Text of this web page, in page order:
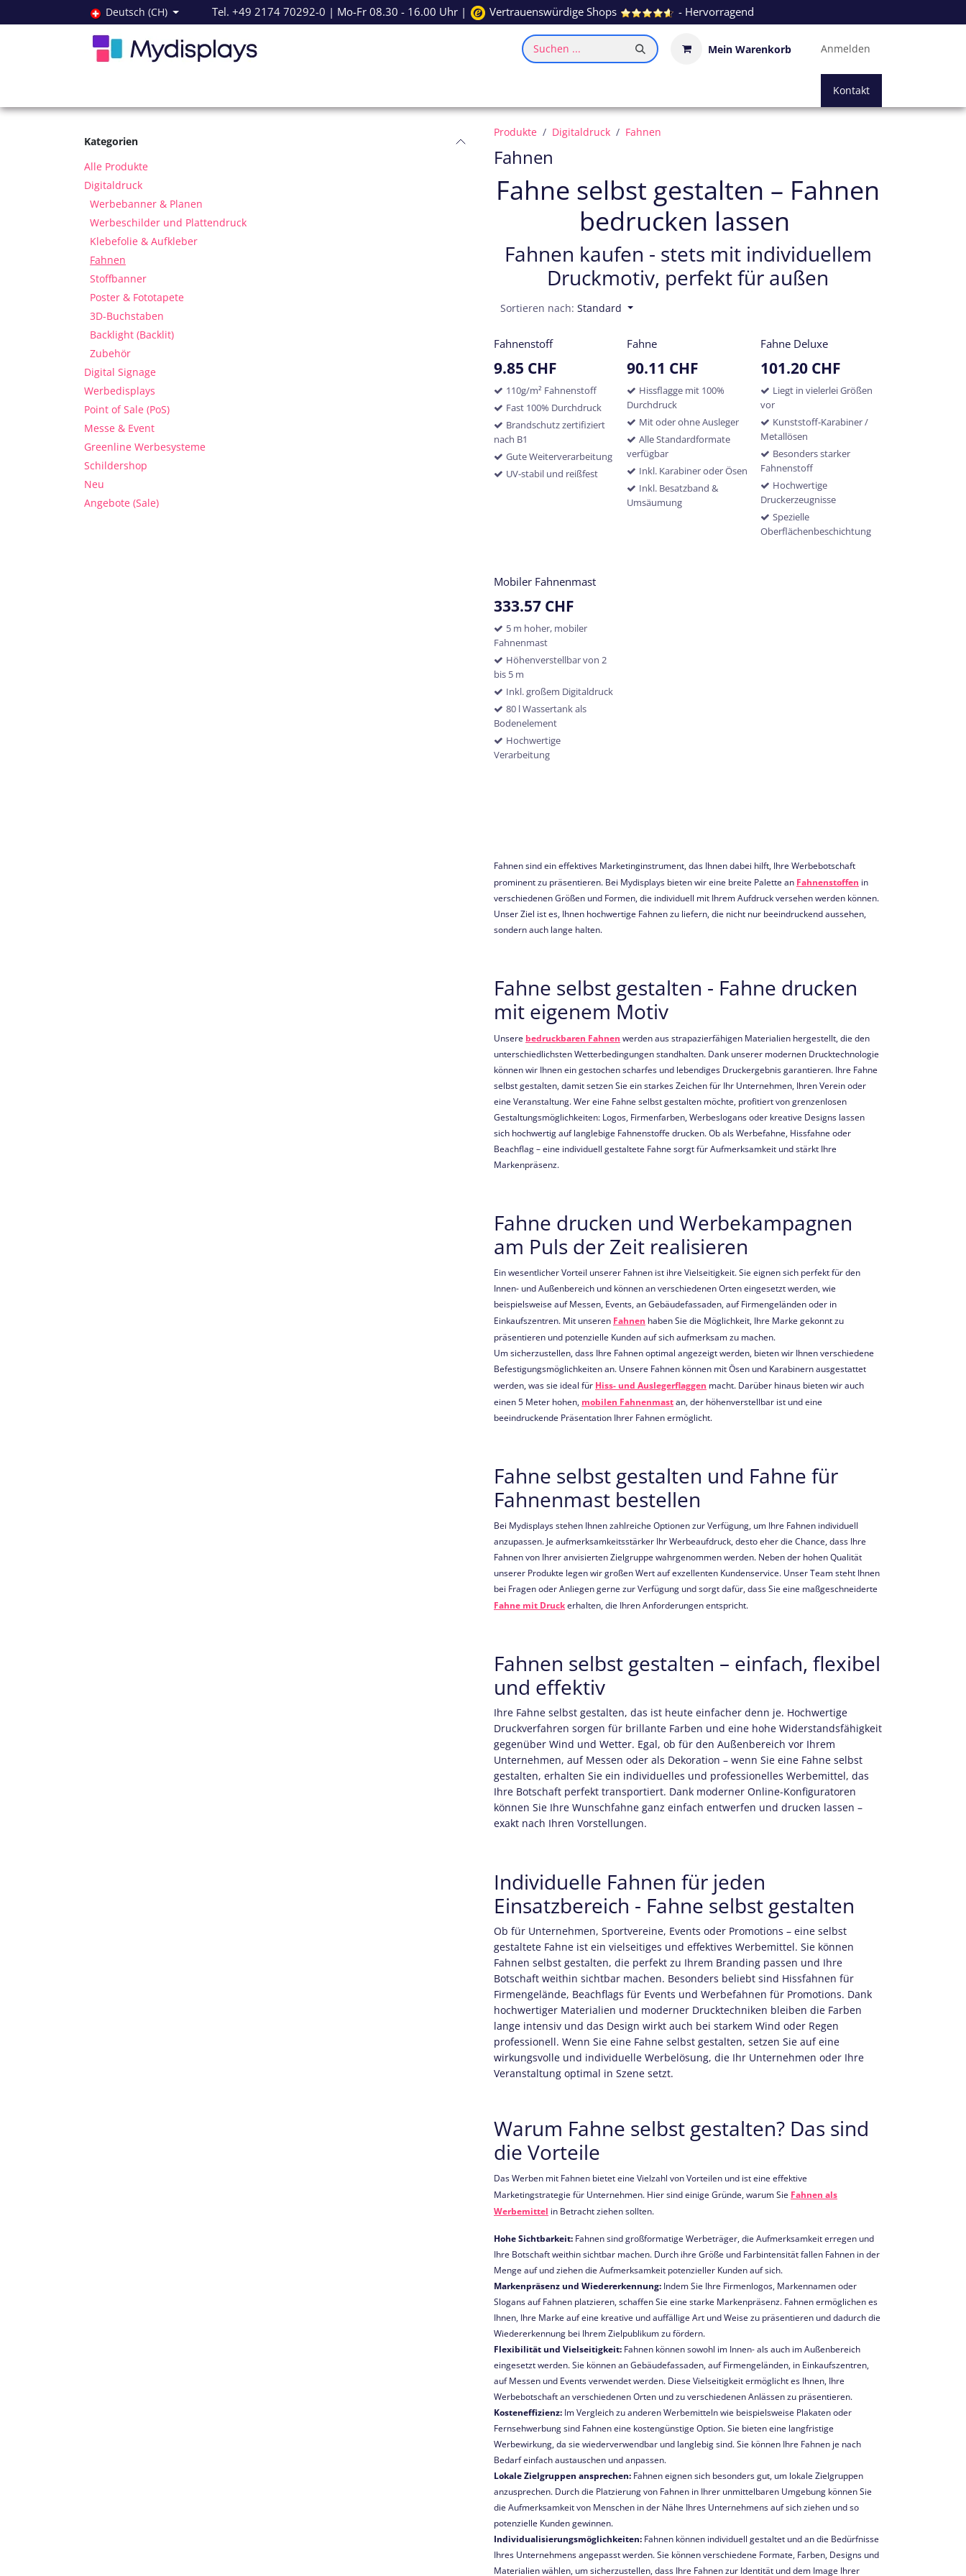
Zum Inhalt springen Deutsch (CH) Tel. +49 2174 70292-0 | Mo-Fr 08.30 - 16.00 Uhr | Vertrauenswürdige Shops - Hervorragend
Suchen ... Mein Warenkorb Anmelden
Kontakt
Kategorien
Alle Produkte
Digitaldruck
Werbebanner & Planen
Werbeschilder und Plattendruck
Klebefolie & Aufkleber
Fahnen
Stoffbanner
Poster & Fototapete
3D-Buchstaben
Backlight (Backlit)
Zubehör
Digital Signage
Werbedisplays
Point of Sale (PoS)
Messe & Event
Greenline Werbesysteme
Schildershop
Neu
Angebote (Sale)
Produkte Digitaldruck Fahnen
Fahnen
Fahne selbst gestalten – Fahnen
bedrucken lassen
Fahnen kaufen - stets mit individuellem
Druckmotiv, perfekt für außen
Sortieren nach: Standard
Fahnenstoff
9.85 CHF
110g/m² Fahnenstoff
Fast 100% Durchdruck
Brandschutz zertifiziert
nach B1
Gute Weiterverarbeitung
UV-stabil und reißfest
Fahne
90.11 CHF
Hissflagge mit 100%
Durchdruck
Mit oder ohne Ausleger
Alle Standardformate
verfügbar
Inkl. Karabiner oder Ösen
Inkl. Besatzband &
Umsäumung
Fahne Deluxe
101.20CHF
Liegt in vielerlei Größen
vor
Kunststoff-Karabiner /
Metallösen
Besonders starker
Fahnenstoff
Hochwertige
Druckerzeugnisse
Spezielle
Oberflächenbeschichtung
Mobiler Fahnenmast
333.57 CHF
5 m hoher, mobiler
Fahnenmast
Höhenverstellbar von 2
bis 5 m
Inkl. großem Digitaldruck
80 l Wassertank als
Bodenelement
Hochwertige
Verarbeitung
Fahnen sind ein effektives Marketinginstrument, das Ihnen dabei hilft, Ihre Werbebotschaft
prominent zu präsentieren. Bei Mydisplays bieten wir eine breite Palette an Fahnenstoffen in
verschiedenen Größen und Formen, die individuell mit Ihrem Aufdruck versehen werden können.
Unser Ziel ist es, Ihnen hochwertige Fahnen zu liefern, die nicht nur beeindruckend aussehen,
sondern auch lange halten.
Fahne selbst gestalten - Fahne drucken
mit eigenem Motiv
Unsere bedruckbaren Fahnen werden aus strapazierfähigen Materialien hergestellt, die den
unterschiedlichsten Wetterbedingungen standhalten. Dank unserer modernen Drucktechnologie
können wir Ihnen ein gestochen scharfes und lebendiges Druckergebnis garantieren. Ihre Fahne
selbst gestalten, damit setzen Sie ein starkes Zeichen für Ihr Unternehmen, Ihren Verein oder
eine Veranstaltung. Wer eine Fahne selbst gestalten möchte, profitiert von grenzenlosen
Gestaltungsmöglichkeiten: Logos, Firmenfarben, Werbeslogans oder kreative Designs lassen
sich hochwertig auf langlebige Fahnenstoffe drucken. Ob als Werbefahne, Hissfahne oder
Beachflag – eine individuell gestaltete Fahne sorgt für Aufmerksamkeit und stärkt Ihre
Markenpräsenz.
Fahne drucken und Werbekampagnen
am Puls der Zeit realisieren
Ein wesentlicher Vorteil unserer Fahnen ist ihre Vielseitigkeit. Sie eignen sich perfekt für den
Innen- und Außenbereich und können an verschiedenen Orten eingesetzt werden, wie
beispielsweise auf Messen, Events, an Gebäudefassaden, auf Firmengeländen oder in
Einkaufszentren. Mit unseren Fahnen haben Sie die Möglichkeit, Ihre Marke gekonnt zu
präsentieren und potenzielle Kunden auf sich aufmerksam zu machen.
Um sicherzustellen, dass Ihre Fahnen optimal angezeigt werden, bieten wir Ihnen verschiedene
Befestigungsmöglichkeiten an. Unsere Fahnen können mit Ösen und Karabinern ausgestattet
werden, was sie ideal für Hiss- und Auslegerflaggen macht. Darüber hinaus bieten wir auch
einen 5 Meter hohen, mobilen Fahnenmastan, der höhenverstellbar ist und eine
beeindruckende Präsentation Ihrer Fahnen ermöglicht.
Fahne selbst gestalten und Fahne für
Fahnenmast bestellen
Bei Mydisplays stehen Ihnen zahlreiche Optionen zur Verfügung, um Ihre Fahnen individuell
anzupassen. Je aufmerksamkeitsstärker Ihr Werbeaufdruck, desto eher die Chance, dass Ihre
Fahnen von Ihrer anvisierten Zielgruppe wahrgenommen werden. Neben der hohen Qualität
unserer Produkte legen wir großen Wert auf exzellenten Kundenservice. Unser Team steht Ihnen
bei Fragen oder Anliegen gerne zur Verfügung und sorgt dafür, dass Sie eine maßgeschneiderte
Fahne mit Druckerhalten, die Ihren Anforderungen entspricht.
Fahnen selbst gestalten – einfach, flexibel
und effektiv
Ihre Fahne selbst gestalten, das ist heute einfacher denn je. Hochwertige
Druckverfahren sorgen für brillante Farben und eine hohe Widerstandsfähigkeit
gegenüber Wind und Wetter. Egal, ob für den Außenbereich vor Ihrem
Unternehmen, auf Messen oder als Dekoration – wenn Sie eine Fahne selbst
gestalten, erhalten Sie ein individuelles und professionelles Werbemittel, das
Ihre Botschaft perfekt transportiert. Dank moderner Online-Konfiguratoren
können Sie Ihre Wunschfahne ganz einfach entwerfen und drucken lassen –
exakt nach Ihren Vorstellungen.
Individuelle Fahnen für jeden
Einsatzbereich - Fahne selbst gestalten
Ob für Unternehmen, Sportvereine, Events oder Promotions – eine selbst
gestaltete Fahne ist ein vielseitiges und effektives Werbemittel. Sie können
Fahnen selbst gestalten, die perfekt zu Ihrem Branding passen und Ihre
Botschaft weithin sichtbar machen. Besonders beliebt sind Hissfahnen für
Firmengelände, Beachflags für Events und Werbefahnen für Promotions. Dank
hochwertiger Materialien und moderner Drucktechniken bleiben die Farben
lange intensiv und das Design wirkt auch bei starkem Wind oder Regen
professionell. Wenn Sie eine Fahne selbst gestalten, setzen Sie auf eine
wirkungsvolle und individuelle Werbelösung, die Ihr Unternehmen oder Ihre
Veranstaltung optimal in Szene setzt.
Warum Fahne selbst gestalten? Das sind
die Vorteile
Das Werben mit Fahnen bietet eine Vielzahl von Vorteilen und ist eine effektive
Marketingstrategie für Unternehmen. Hier sind einige Gründe, warum Sie Fahnen als
Werbemittel in Betracht ziehen sollten.
Hohe Sichtbarkeit: Fahnen sind großformatige Werbeträger, die Aufmerksamkeit erregen und
Ihre Botschaft weithin sichtbar machen. Durch ihre Größe und Farbintensität fallen Fahnen in der
Menge auf und ziehen die Aufmerksamkeit potenzieller Kunden auf sich.
Markenpräsenz und Wiedererkennung: Indem Sie Ihre Firmenlogos, Markennamen oder
Slogans auf Fahnen platzieren, schaffen Sie eine starke Markenpräsenz. Fahnen ermöglichen es
Ihnen, Ihre Marke auf eine kreative und auffällige Art und Weise zu präsentieren und dadurch die
Wiedererkennung bei Ihrem Zielpublikum zu fördern.
Flexibilität und Vielseitigkeit: Fahnen können sowohl im Innen- als auch im Außenbereich
eingesetzt werden. Sie können an Gebäudefassaden, auf Firmengeländen, in Einkaufszentren,
auf Messen und Events verwendet werden. Diese Vielseitigkeit ermöglicht es Ihnen, Ihre
Werbebotschaft an verschiedenen Orten und zu verschiedenen Anlässen zu präsentieren.
Kosteneffizienz: Im Vergleich zu anderen Werbemitteln wie beispielsweise Plakaten oder
Fernsehwerbung sind Fahnen eine kostengünstige Option. Sie bieten eine langfristige
Werbewirkung, da sie wiederverwendbar und langlebig sind. Sie können Ihre Fahnen je nach
Bedarf einfach austauschen und anpassen.
Lokale Zielgruppen ansprechen: Fahnen eignen sich besonders gut, um lokale Zielgruppen
anzusprechen. Durch die Platzierung von Fahnen in Ihrer unmittelbaren Umgebung können Sie
die Aufmerksamkeit von Menschen in der Nähe Ihres Unternehmens auf sich ziehen und so
potenzielle Kunden gewinnen.
Individualisierungsmöglichkeiten: Fahnen können individuell gestaltet und an die Bedürfnisse
Ihres Unternehmens angepasst werden. Sie können verschiedene Formate, Farben, Designs und
Materialien wählen, um sicherzustellen, dass Ihre Fahnen zur Identität und dem Image Ihrer